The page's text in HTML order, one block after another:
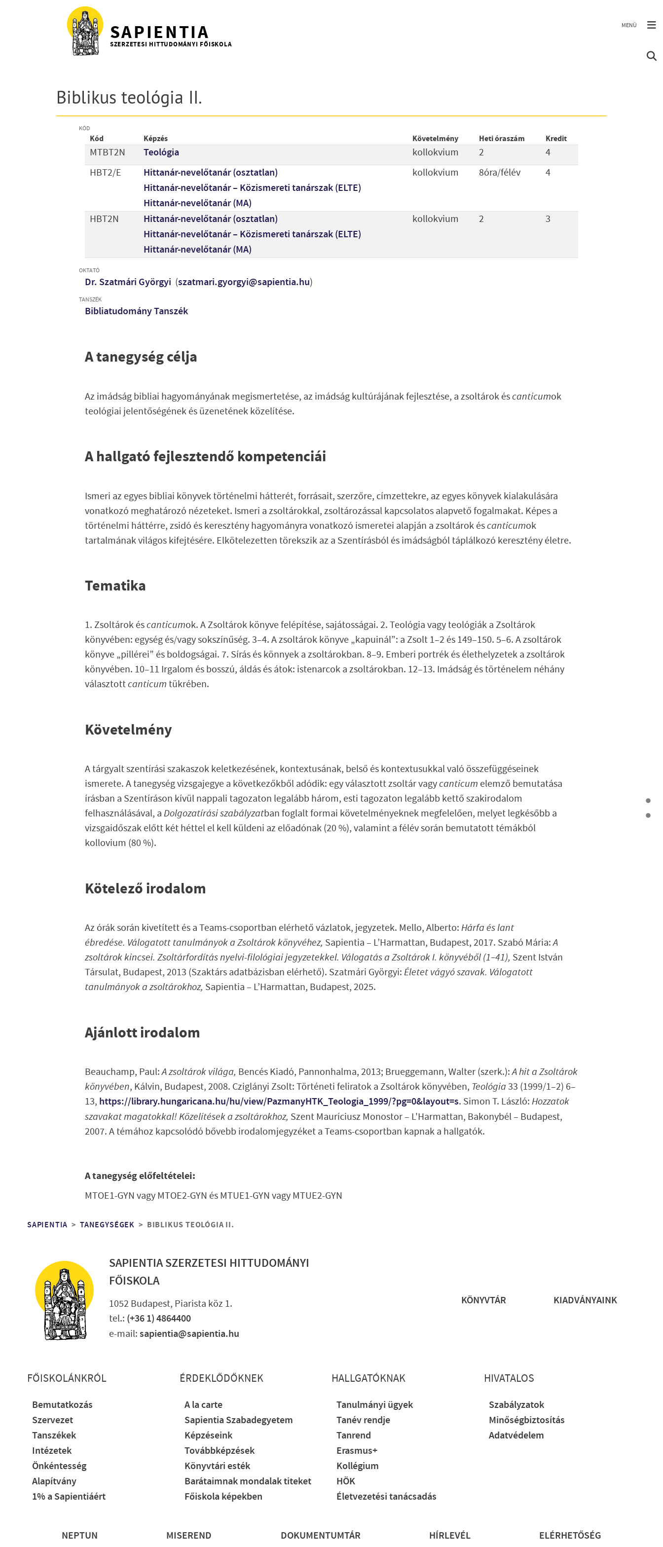
Ugrás a tartalomra
SAPIENTIA
SZERZETESI HITTUDOMÁNYI FŐISKOLA
Biblikus teológia II.
KÓD
Kód Képzés Követelmény Heti óraszám Kredit
MTBT2N Teológia kollokvium 2
4
HBT2/E
Hittanár-nevelőtanár (osztatlan)
Hittanár-nevelőtanár – Közismereti tanárszak (ELTE)
Hittanár-nevelőtanár (MA)
kollokvium 8óra/félév 4
HBT2N
Hittanár-nevelőtanár (osztatlan)
Hittanár-nevelőtanár – Közismereti tanárszak (ELTE)
Hittanár-nevelőtanár (MA)
kollokvium 2 3
OKTATÓ
Dr. Szatmári Györgyi (szatmari.gyorgyi@sapientia.hu)
TANSZÉK
Bibliatudomány Tanszék
A tanegység célja
Az imádság bibliai hagyományának megismertetése, az imádság kultúrájának fejlesztése, a zsoltárok éscanticumok
teológiai jelentőségének és üzenetének közelítése.
A hallgató fejlesztendő kompetenciái
Ismeri az egyes bibliai könyvek történelmi hátterét, forrásait, szerzőre, címzettekre, az egyes könyvek kialakulására
vonatkozó meghatározó nézeteket. Ismeri a zsoltárokkal, zsoltározással kapcsolatos alapvető fogalmakat. Képes a
történelmi háttérre, zsidó és keresztény hagyományra vonatkozó ismeretei alapján a zsoltárok éscanticumok
tartalmának világos kifejtésére. Elkötelezetten törekszik az a Szentírásból és imádságból táplálkozó keresztény életre.
Tematika
1. Zsoltárok éscanticumok. A Zsoltárok könyve felépítése, sajátosságai. 2. Teológia vagy teológiák a Zsoltárok
könyvében: egység és/vagy sokszínűség. 3–4. A zsoltárok könyve „kapuinál”: a Zsolt 1–2 és 149–150. 5–6. A zsoltárok
könyve „pillérei” és boldogságai. 7. Sírás és könnyek a zsoltárokban. 8–9. Emberi portrék és élethelyzetek a zsoltárok
könyvében. 10–11 Irgalom és bosszú, áldás és átok: istenarcok a zsoltárokban. 12–13. Imádság és történelem néhány
választottcanticum tükrében.
Követelmény
A tárgyalt szentírási szakaszok keletkezésének, kontextusának, belső és kontextusukkal való összefüggéseinek
ismerete. A tanegység vizsgajegye a következőkből adódik: egy választott zsoltár vagycanticum elemző bemutatása
írásban a Szentíráson kívül nappali tagozaton legalább három, esti tagozaton legalább kettő szakirodalom
felhasználásával, a Dolgozatírási szabályzatban foglaltformai követelményeknek megfelelően, melyet legkésőbb a
vizsgaidőszak előtt két héttel el kell küldeni az előadónak (20 %), valamint a félév során bemutatott témákból
kollovium (80 %).
Kötelező irodalom
Az órák során kivetített és a Teams-csoportban elérhető vázlatok, jegyzetek. Mello, Alberto: Hárfa és lant
ébredése. Válogatott tanulmányok a Zsoltárok könyvéhez, Sapientia – L’Harmattan, Budapest, 2017. Szabó Mária:A
zsoltárok kincsei. Zsoltárfordítás nyelvi-filológiai jegyzetekkel. Válogatás a Zsoltárok I. könyvéből (1–41), Szent István
Társulat, Budapest, 2013 (Szaktárs adatbázisban elérhető). Szatmári Györgyi: Életet vágyó szavak. Válogatott
tanulmányok a zsoltárokhoz, Sapientia – L’Harmattan, Budapest, 2025.
Ajánlott irodalom
Beauchamp, Paul:A zsoltárok világa, Bencés Kiadó, Pannonhalma, 2013; Brueggemann, Walter (szerk.):A hit a Zsoltárok
könyvében, Kálvin, Budapest, 2008. Cziglányi Zsolt: Történeti feliratok a Zsoltárok könyvében, Teológia 33 (1999/1–2) 6–
13, https://library.hungaricana.hu/hu/view/PazmanyHTK_Teologia_1999/?pg=0&layout=s. Simon T. László: Hozzatok
szavakat magatokkal! Közelítések a zsoltárokhoz, Szent Mauríciusz Monostor – L'Harmattan, Bakonybél – Budapest,
2007. A témához kapcsolódó bővebb irodalomjegyzéket a Teams-csoportban kapnak a hallgatók.
A tanegység előfeltételei:
MTOE1-GYN vagy MTOE2-GYN és MTUE1-GYN vagy MTUE2-GYN
Morzsa
SAPIENTIA TANEGYSÉGEK BIBLIKUS TEOLÓGIA II.
SAPIENTIA SZERZETESI HITTUDOMÁNYI
FŐISKOLA
1052 Budapest, Piarista köz 1.
tel.: (+36 1) 4864400
e-mail:sapientia@sapientia.hu
KÖNYVTÁR KIADVÁNYAINK
Lábléc részletes
FŐISKOLÁNKRÓL
Bemutatkozás
Szervezet
Tanszékek
Intézetek
Önkéntesség
Alapítvány
1% a Sapientiáért
ÉRDEKLŐDŐKNEK
A la carte
Sapientia Szabadegyetem
Képzéseink
Továbbképzések
Könyvtári esték
Barátaimnak mondalak titeket
Főiskola képekben
HALLGATÓKNAK
Tanulmányi ügyek
Tanév rendje
Tanrend
Erasmus+
Kollégium
HÖK
Életvezetési tanácsadás
HIVATALOS
Szabályzatok
Minőségbiztosítás
Adatvédelem
Lábléc
NEPTUN MISEREND DOKUMENTUMTÁR HÍRLEVÉL ELÉRHETŐSÉG